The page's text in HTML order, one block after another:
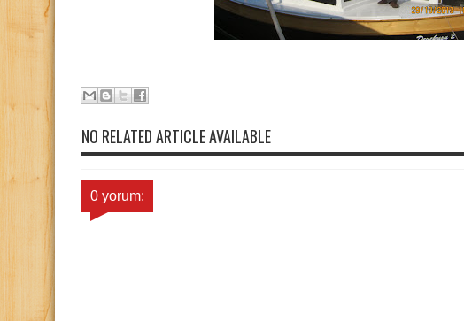
NO RELATED ARTICLE AVAILABLE
0 yorum: